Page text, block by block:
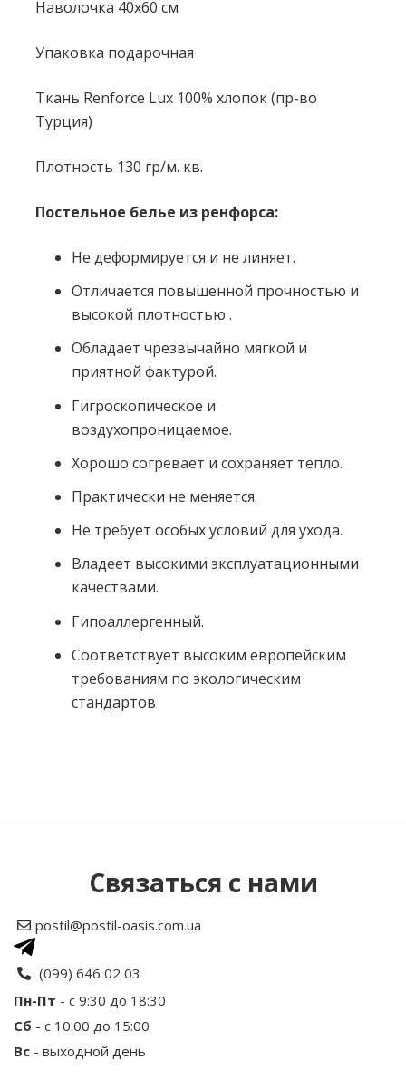
Наволочка 40х60 см
Упаковка подарочная
Ткань Renforce Lux 100% хлопок (пр-во
Турция)
Плотность 130 гр/м. кв.
Постельное белье из ренфорса:
Не деформируется и не линяет.
Отличается повышенной прочностью и
высокой плотностью .
Обладает чрезвычайно мягкой и
приятной фактурой.
Гигроскопическое и
воздухопроницаемое.
Хорошо согревает и сохраняет тепло.
Практически не меняется.
Не требует особых условий для ухода.
Владеет высокими эксплуатационными
качествами.
Гипоаллергенный.
Соответствует высоким европейским
требованиям по экологическим
стандартов
Рейтинг
Ваш отзыв
Связаться с нами
postil@postil-oasis.com.ua
(099) 646 02 03
Пн-Пт - с 9:30 до 18:30
Сб - с 10:00 до 15:00
Вс - выходной день